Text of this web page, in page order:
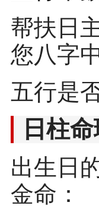
帮扶日
您八字
五行是
日柱
出生日
金命：